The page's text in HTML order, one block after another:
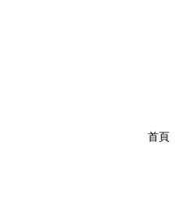
首頁